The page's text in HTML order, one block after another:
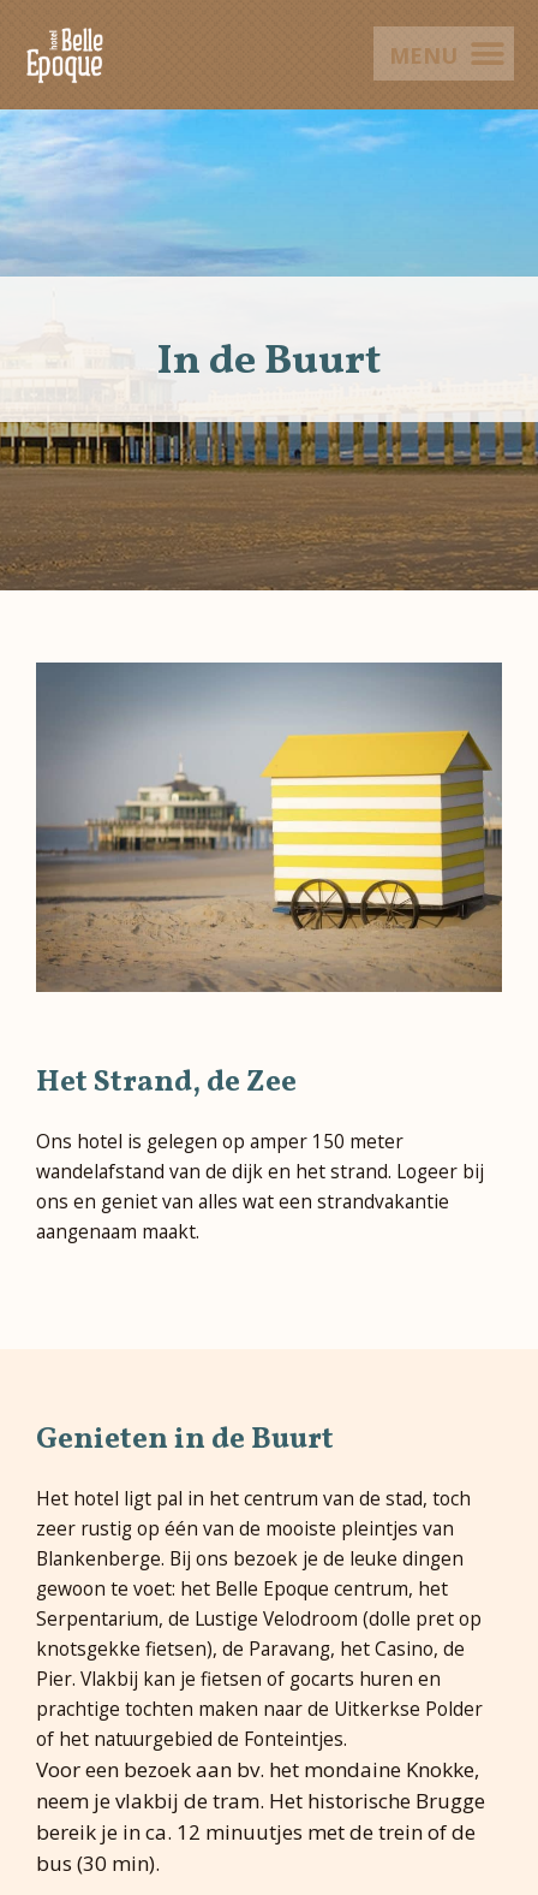
naar
inhoud
Menu
In de Buurt
Het Strand, de Zee
Ons hotel is gelegen op amper 150 meter
wandelafstand van de dijk en het strand. Logeer bij
ons en geniet van alles wat een strandvakantie
aangenaam maakt.
Genieten in de Buurt
Het hotel ligt pal in het centrum van de stad, toch
zeer rustig op één van de mooiste pleintjes van
Blankenberge. Bij ons bezoek je de leuke dingen
gewoon te voet: het Belle Epoque centrum, het
Serpentarium, de Lustige Velodroom (dolle pret op
knotsgekke fietsen), de Paravang, het Casino, de
Pier. Vlakbij kan je fietsen of gocarts huren en
prachtige tochten maken naar de Uitkerkse Polder
of het natuurgebied de Fonteintjes.
Voor een bezoek aan bv. het mondaine Knokke,
neem je vlakbij de tram. Het historische Brugge
bereik je in ca. 12 minuutjes met de trein of de
bus (30 min).